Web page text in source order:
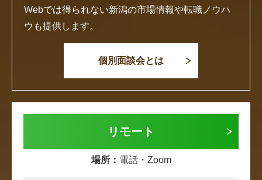
Webでは得られない新潟の市場情報や転職ノウハ
ウも提供します。
個別面談会とは
リモート
場所： 電話・Zoom